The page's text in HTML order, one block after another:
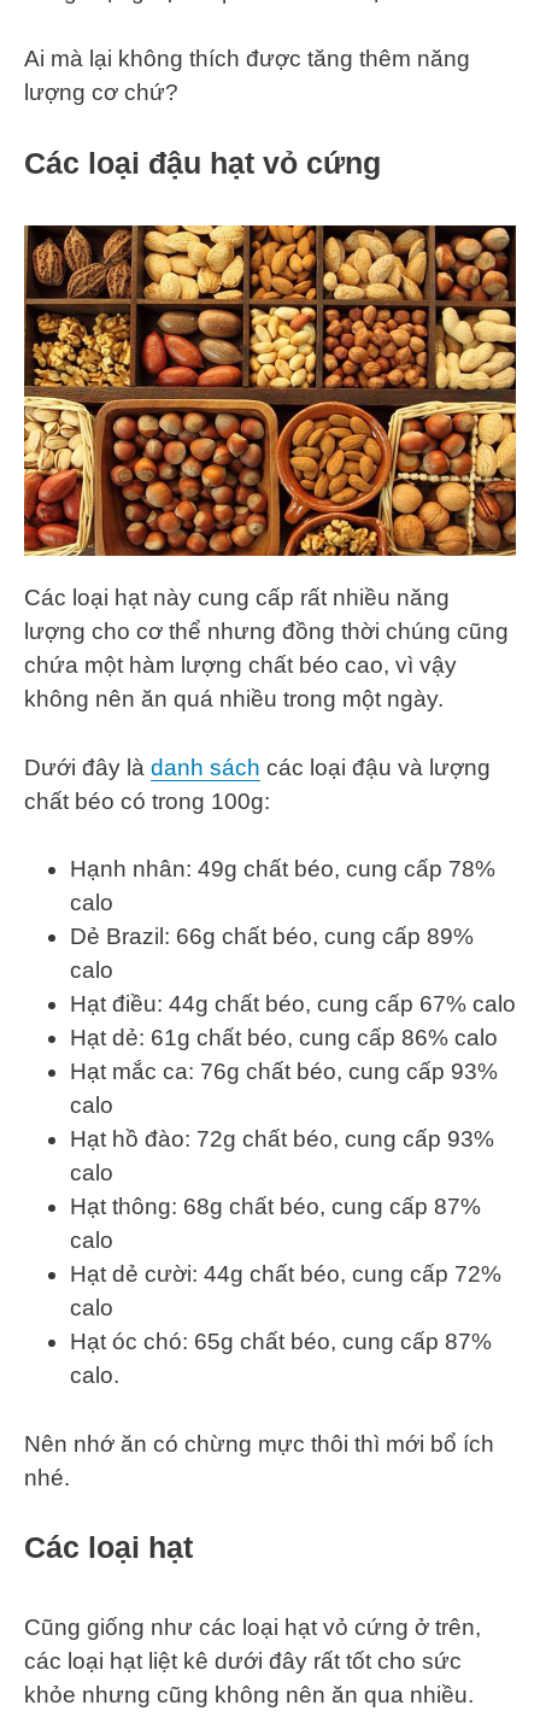
Ai mà lại không thích được tăng thêm năng
lượng cơ chứ?
Các loại đậu hạt vỏ cứng
Các loại hạt này cung cấp rất nhiều năng
lượng cho cơ thể nhưng đồng thời chúng cũng
chứa một hàm lượng chất béo cao, vì vậy
không nên ăn quá nhiều trong một ngày.
Dưới đây là danh sách các loại đậu và lượng
chất béo có trong 100g:
Hạnh nhân: 49g chất béo, cung cấp 78%
calo
Dẻ Brazil: 66g chất béo, cung cấp 89%
calo
Hạt điều: 44g chất béo, cung cấp 67% calo
Hạt dẻ: 61g chất béo, cung cấp 86% calo
Hạt mắc ca: 76g chất béo, cung cấp 93%
calo
Hạt hồ đào: 72g chất béo, cung cấp 93%
calo
Hạt thông: 68g chất béo, cung cấp 87%
calo
Hạt dẻ cười: 44g chất béo, cung cấp 72%
calo
Hạt óc chó: 65g chất béo, cung cấp 87%
calo.
Nên nhớ ăn có chừng mực thôi thì mới bổ ích
nhé.
Các loại hạt
Cũng giống như các loại hạt vỏ cứng ở trên,
các loại hạt liệt kê dưới đây rất tốt cho sức
khỏe nhưng cũng không nên ăn qua nhiều.